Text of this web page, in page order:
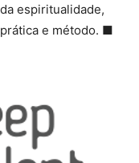
espiritualidade,
e método. ■